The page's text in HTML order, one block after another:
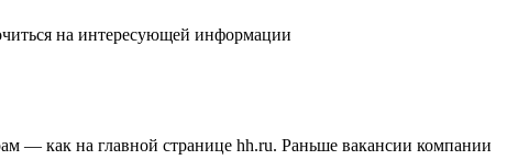
— как на главной странице hh.ru. Раньше вакансии компании